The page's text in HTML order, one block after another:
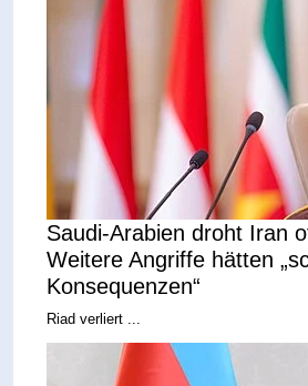
Saudi-Arabien droht Iran
Weitere Angriffe hätten
Konsequenzen“
Riad verliert ...